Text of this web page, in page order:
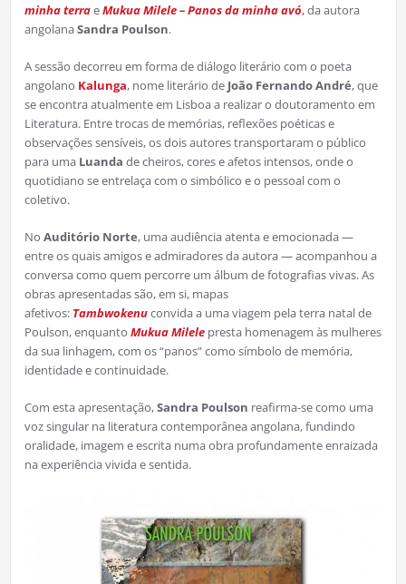
minha terraeMukua Milele – Panos da minha avó,da autora
angolanaSandra Poulson.
A sessão decorreu em forma de diálogo literário com o poeta
angolano Kalunga, nome literário de João Fernando André, que
se encontra atualmente em Lisboa a realizar o doutoramento em
Literatura. Entre trocas de memórias, reflexões poéticas e
observações sensíveis, os dois autores transportaram o público
para uma Luanda de cheiros, cores e afetos intensos, onde o
quotidiano se entrelaça com o simbólico e o pessoal com o
coletivo.
No Auditório Norte, uma audiência atenta e emocionada —
entre os quais amigos e admiradores da autora — acompanhou a
conversa como quem percorre um álbum de fotografias vivas. As
obras apresentadas são, em si, mapas
afetivos: Tambwokenuconvida a uma viagem pela terra natal de
Poulson, enquanto Mukua Milelepresta homenagem às mulheres
da sua linhagem, com os “panos” como símbolo de memória,
identidade e continuidade.
Com esta apresentação,Sandra Poulson reafirma-se como uma
voz singular na literatura contemporânea angolana, fundindo
oralidade, imagem e escrita numa obra profundamente enraizada
na experiência vivida e sentida.